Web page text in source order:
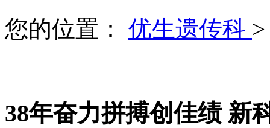
您的位置： 优生遗传科
38年奋力拼搏创佳绩 新